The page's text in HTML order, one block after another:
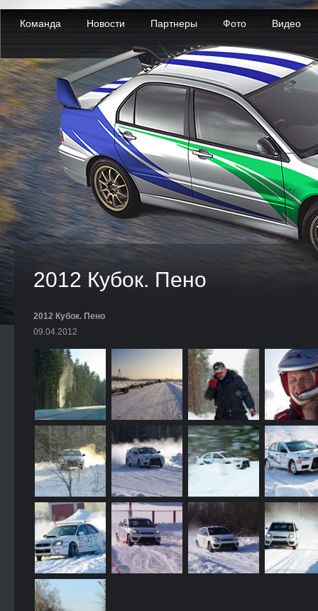
Команда Новости Партнеры Фото Видео
2012 Кубок. Пено
2012 Кубок. Пено
09.04.2012